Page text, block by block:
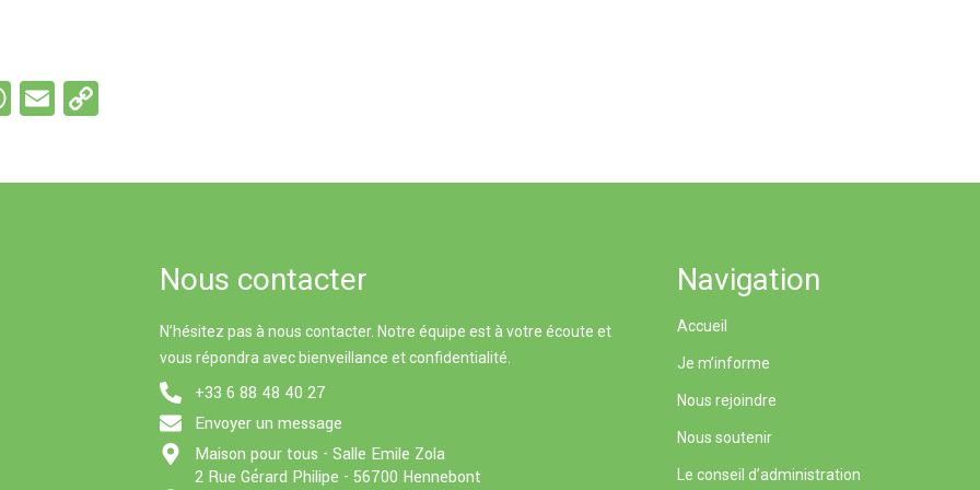
W E
Nous contacter
N’hésitez pas à nous contacter. Notre équipe est à votre écoute et
vous répondra avec bienveillance et confidentialité.
+33 6 88 48 40 27
Envoyer un message
Maison pour tous - Salle Emile Zola
2 Rue Gérard Philipe - 56700 Hennebont
Navigation
Accueil
Je m’informe
Nous rejoindre
Nous soutenir
Le conseil d’administration